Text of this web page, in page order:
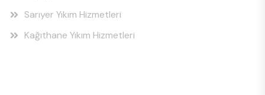
Sarıyer Yıkım Hizmetleri
Kağıthane Yıkım Hizmetleri